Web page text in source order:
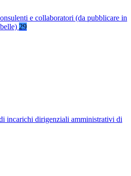
e collaboratori (da pubblicare in
29
incarichi dirigenziali amministrativi di